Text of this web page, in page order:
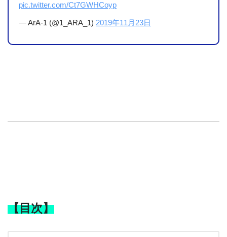
pic.twitter.com/Ct7GWHCoyp
— ArA-1 (@1_ARA_1) 2019年11月23日
【目次】